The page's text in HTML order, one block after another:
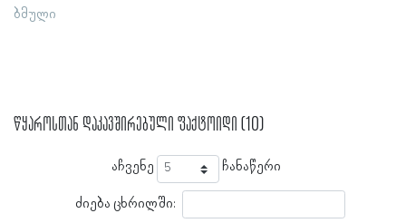
ბმული
წყაროსთან დაკავშირებული ფაქტოიდი (10)
აჩვენე ჩანაწერი
ძიება ცხრილში: